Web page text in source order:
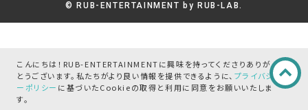
こんにちは！RUB-ENTERTAINMENTに興味を持ってくださりありが
とうございます。 私たちがより良い情報を提供できるように、 プライバシ
ーポリシー に基づいたCookieの取得と利用に同意をお願いいたしま
す。
©︎ RUB-ENTERTAINMENT by RUB-LAB.